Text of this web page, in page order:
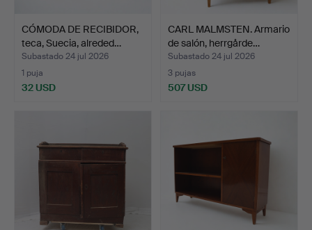
CÓMODA DE RECIBIDOR,
teca, Suecia, alreded…
Subastado 24 jul 2026
1 puja
32 USD
CARL MALMSTEN. Armario
de salón, herrgårde…
Subastado 24 jul 2026
3 pujas
507 USD